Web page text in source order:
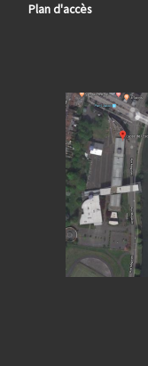
Plan d'accès